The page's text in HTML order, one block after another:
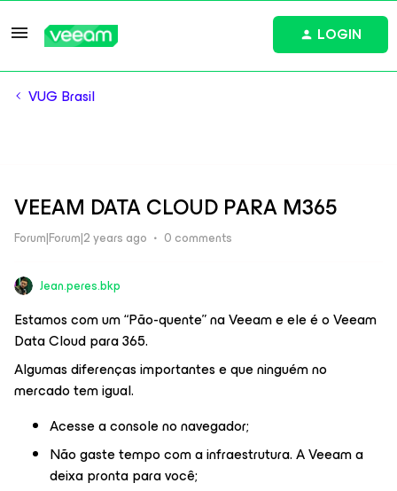
LOGIN
VUG Brasil
VEEAM DATA CLOUD PARA M365
Forum|Forum|2 years ago 0 comments
Jean.peres.bkp
Estamos com um “Pão-quente” na Veeam e ele é o Veeam
Data Cloud para 365.
Algumas diferenças importantes e que ninguém no
mercado tem igual.
Acesse a console no navegador;
Não gaste tempo com a infraestrutura. A Veeam a
deixa pronta para você;